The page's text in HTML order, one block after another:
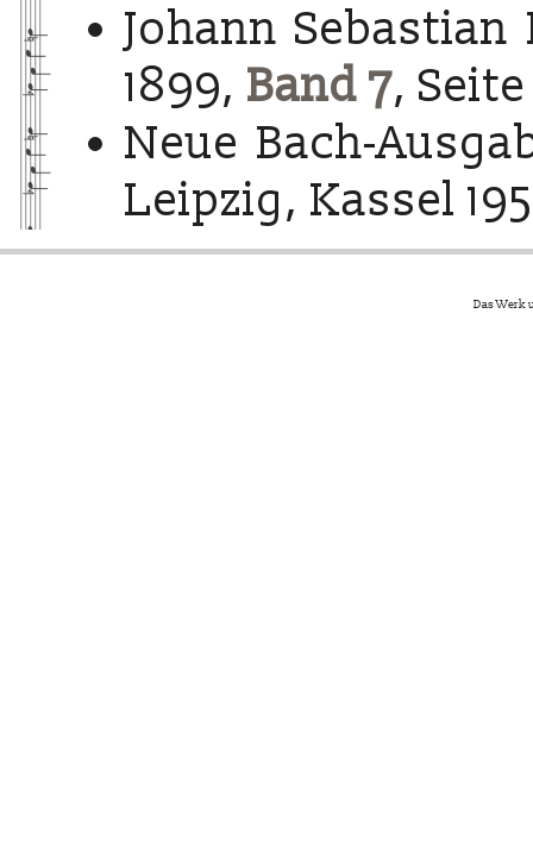
Johann Sebastian
1899, Band 7, Seite
Neue Bach-
Leipzig, Kassel
Das Werk